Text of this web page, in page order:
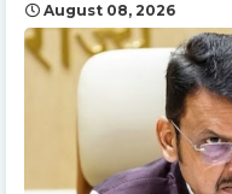
August 08, 2026